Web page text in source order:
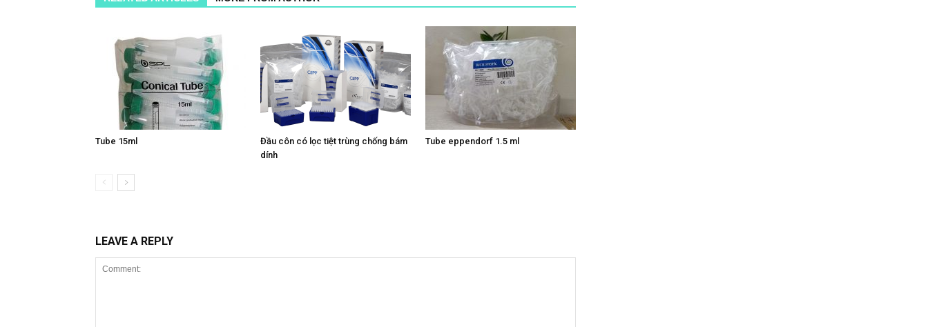
Tube 15ml
Đầu côn có lọc tiệt trùng chống bám
dính
Tube eppendorf 1.5 ml
LEAVE A REPLY